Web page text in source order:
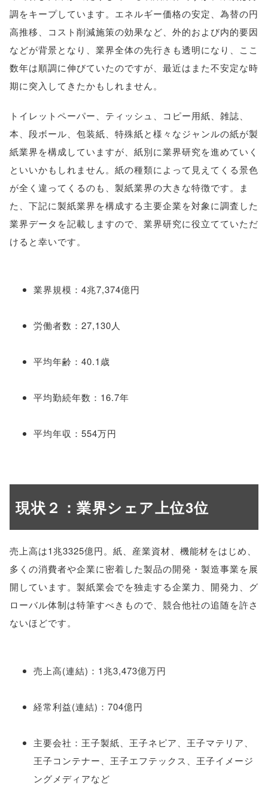
調をキープしています。エネルギー価格の安定、為替の円
高推移、コスト削減施策の効果など、外的および内的要因
などが背景となり、業界全体の先行きも透明になり、ここ
数年は順調に伸びていたのですが、最近はまた不安定な時
期に突入してきたかもしれません。
トイレットペーパー、ティッシュ、コピー用紙、雑誌、
本、段ボール、包装紙、特殊紙と様々なジャンルの紙が製
紙業界を構成していますが、紙別に業界研究を進めていく
といいかもしれません。紙の種類によって見えてくる景色
が全く違ってくるのも、製紙業界の大きな特徴です。ま
た、下記に製紙業界を構成する主要企業を対象に調査した
業界データを記載しますので、業界研究に役立てていただ
けると幸いです。
業界規模：4兆7,374億円
労働者数：27,130人
平均年齢：40.1歳
平均勤続年数：16.7年
平均年収：554万円
現状２：業界シェア上位3位
売上高は1兆3325億円。紙、産業資材、機能材をはじめ、
多くの消費者や企業に密着した製品の開発・製造事業を展
開しています。製紙業会でを独走する企業力、開発力、グ
ローバル体制は特筆すべきもので、競合他社の追随を許さ
ないほどです。
売上高(連結)：1兆3,473億万円
経常利益(連結)：704億円
主要会社：王子製紙、王子ネピア、王子マテリア、
王子コンテナー、王子エフテックス、王子イメージ
ングメディアなど